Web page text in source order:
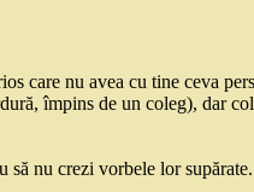
care nu avea cu tine ceva
împins de un coleg), dar
nu crezi vorbele lor